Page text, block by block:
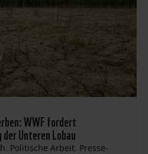
WWF fordert
Unteren Lobau
, Politische Arbeit, Presse-